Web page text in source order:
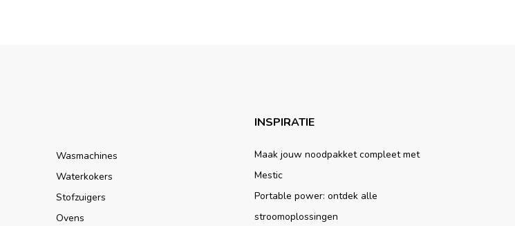
Wasmachines
Waterkokers
Stofzuigers
Ovens
INSPIRATIE
Maak jouw noodpakket compleet met
Mestic
Portable power: ontdek alle
stroomoplossingen